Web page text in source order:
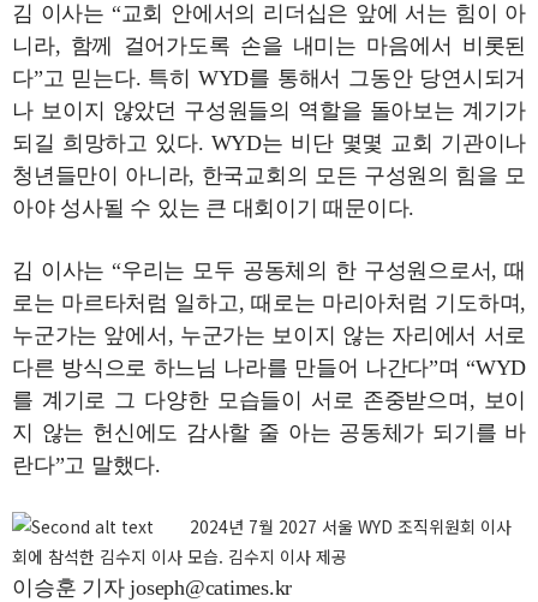
김 이사는 “교회 안에서의 리더십은 앞에 서는 힘이 아
니라, 함께 걸어가도록 손을 내미는 마음에서 비롯된
다”고 믿는다. 특히 WYD를 통해서 그동안 당연시되거
나 보이지 않았던 구성원들의 역할을 돌아보는 계기가
되길 희망하고 있다. WYD는 비단 몇몇 교회 기관이나
청년들만이 아니라, 한국교회의 모든 구성원의 힘을 모
아야 성사될 수 있는 큰 대회이기 때문이다.
김 이사는 “우리는 모두 공동체의 한 구성원으로서, 때
로는 마르타처럼 일하고, 때로는 마리아처럼 기도하며,
누군가는 앞에서, 누군가는 보이지 않는 자리에서 서로
다른 방식으로 하느님 나라를 만들어 나간다”며 “WYD
를 계기로 그 다양한 모습들이 서로 존중받으며, 보이
지 않는 헌신에도 감사할 줄 아는 공동체가 되기를 바
란다”고 말했다.
2024년 7월 2027 서울 WYD 조직위원회 이사
회에 참석한 김수지 이사 모습. 김수지 이사 제공
이승훈 기자 joseph@catimes.kr